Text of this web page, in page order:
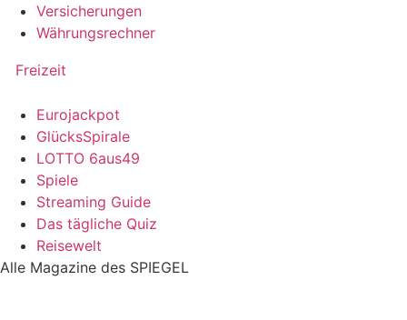
Versicherungen
Währungsrechner
Freizeit
Eurojackpot
GlücksSpirale
LOTTO 6aus49
Spiele
Streaming Guide
Das tägliche Quiz
Reisewelt
Alle Magazine des SPIEGEL